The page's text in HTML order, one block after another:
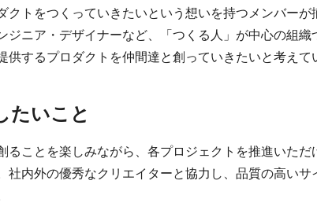
クトをつくっていきたいという想いを持つメンバーが
ジニア・デザイナーなど、「つくる人」が中心の組織
供するプロダクトを仲間達と創っていきたいと考えて
たいこと
ることを楽しみながら、各プロジェクトを推進いただ
社内外の優秀なクリエイターと協力し、品質の高いサ